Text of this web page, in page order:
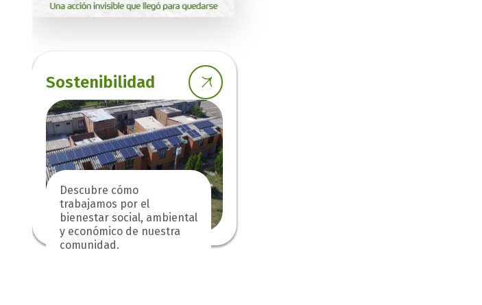
Sostenibilidad
Descubre cómo
trabajamos por el
bienestar social, ambiental
y económico de nuestra
comunidad.